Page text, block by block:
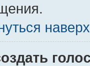
наверх